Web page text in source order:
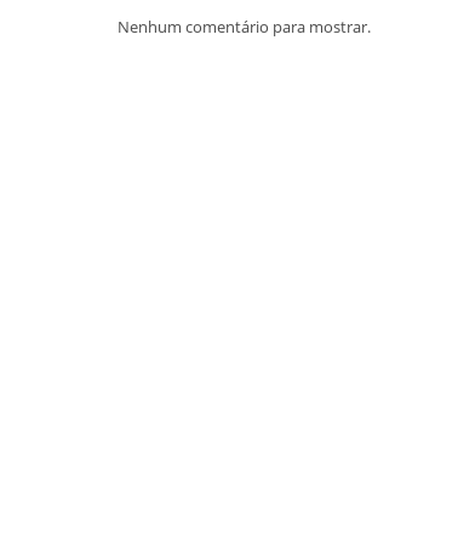
Nenhum comentário para mostrar.